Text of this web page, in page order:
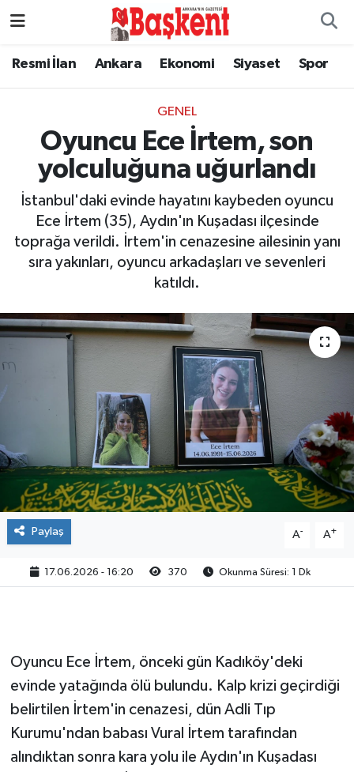
Resmi İlan Ankara Ekonomi Siyaset Spor
GENEL
Oyuncu Ece İrtem, son
yolculuğuna uğurlandı
İstanbul'daki evinde hayatını kaybeden oyuncu
Ece İrtem (35), Aydın'ın Kuşadası ilçesinde
toprağa verildi. İrtem'in cenazesine ailesinin yanı
sıra yakınları, oyuncu arkadaşları ve sevenleri
katıldı.
Paylaş A- A+
17.06.2026 - 16:20 370 Okunma Süresi: 1 Dk
Oyuncu Ece İrtem, önceki gün Kadıköy'deki
evinde yatağında ölü bulundu. Kalp krizi geçirdiği
belirtilen İrtem'in cenazesi, dün Adli Tıp
Kurumu'ndan babası Vural İrtem tarafından
alındıktan sonra kara yolu ile Aydın'ın Kuşadası